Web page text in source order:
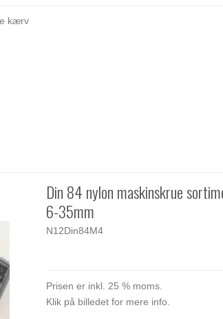
kærv
Din 84 nylon maskinskrue
6-35mm
N12Din84M4
Prisen er inkl. 25 % moms.
Klik på billedet for mere info.